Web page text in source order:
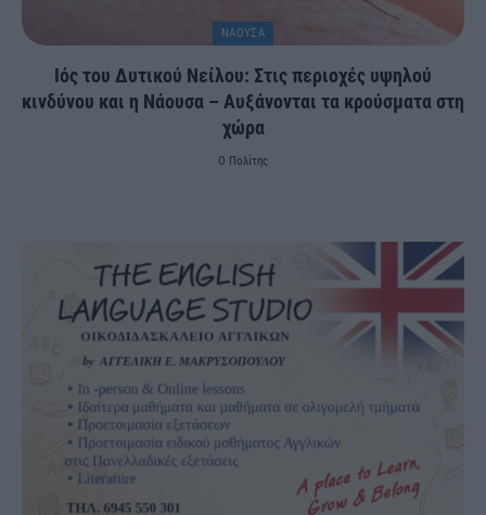
ΝΑΟΥΣΑ
Ιός του Δυτικού Νείλου: Στις περιοχές υψηλού
κινδύνου και η Νάουσα – Αυξάνονται τα κρούσματα στη
χώρα
Ο Πολίτης